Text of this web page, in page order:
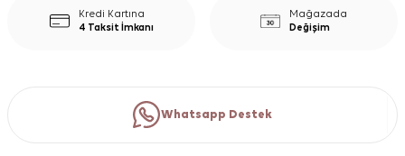
Kredi Kartına
4 Taksit İmkanı
Mağazada
Değişim
Whatsapp Destek